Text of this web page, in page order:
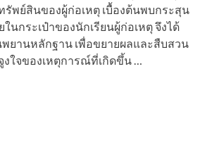
พย์สินของผู้ก่อเหตุ เบื้องต้นพบกระสุน
นกระเป๋าของนักเรียนผู้ก่อเหตุ จึงได้
พยานหลักฐาน เพื่อขยายผลและสืบสวน
งใจของเหตุการณ์ที่เกิดขึ้น …